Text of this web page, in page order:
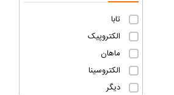
تابا
الکتروپیک
ماهان
الکتروسینا
دیگر